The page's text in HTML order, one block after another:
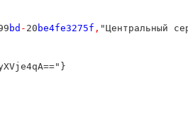
bd - 20 be4fe3275f , "Центральный